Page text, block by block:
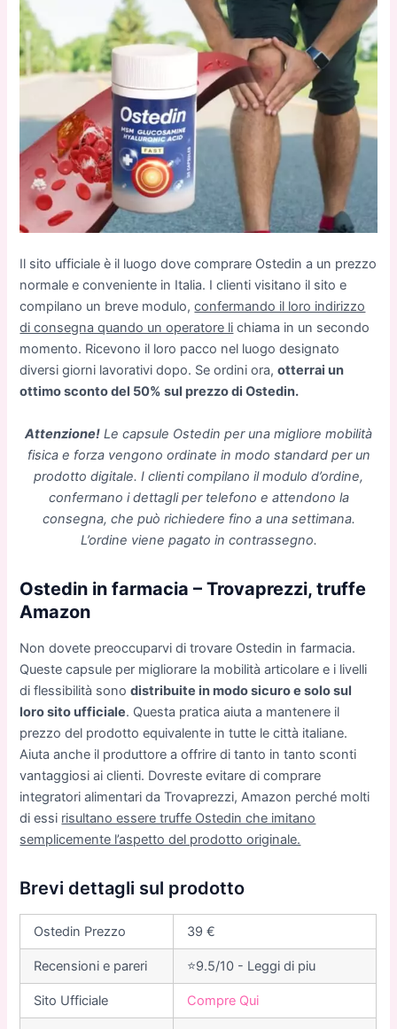
Il sito ufficiale è il luogo dove comprare Ostedin a un prezzo
normale e conveniente in Italia. I clienti visitano il sito e
compilano un breve modulo,confermando il loro indirizzo
di consegna quando un operatore li chiama in un secondo
momento. Ricevono il loro pacco nel luogo designato
diversi giorni lavorativi dopo. Se ordini ora,otterrai un
ottimo sconto del 50% sul prezzo di Ostedin.
Attenzione! Le capsule Ostedin per una migliore mobilità
fisica e forza vengono ordinate in modo standard per un
prodotto digitale. I clienti compilano il modulo d’ordine,
confermano i dettagli per telefono e attendono la
consegna, che può richiedere fino a una settimana.
L’ordine viene pagato in contrassegno.
Ostedin in farmacia – Trovaprezzi, truffe
Amazon
Non dovete preoccuparvi di trovare Ostedin in farmacia.
Queste capsule per migliorare la mobilità articolare e i livelli
di flessibilità sonodistribuite in modo sicuro e solo sul
loro sito ufficiale. Questa pratica aiuta a mantenere il
prezzo del prodotto equivalente in tutte le città italiane.
Aiuta anche il produttore a offrire di tanto in tanto sconti
vantaggiosi ai clienti. Dovreste evitare di comprare
integratori alimentari da Trovaprezzi, Amazon perché molti
di essi risultano essere truffe Ostedin che imitano
semplicemente l’aspetto del prodotto originale.
Brevi dettagli sul prodotto
Ostedin Prezzo 39 €
Recensioni e pareri ⭐9.5/10 - Leggi di piu
Sito Ufficiale Compre Qui